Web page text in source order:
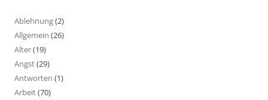
Ablehnung(2)
Allgemein (26)
Alter(19)
Angst(29)
Antworten (1)
Arbeit(70)